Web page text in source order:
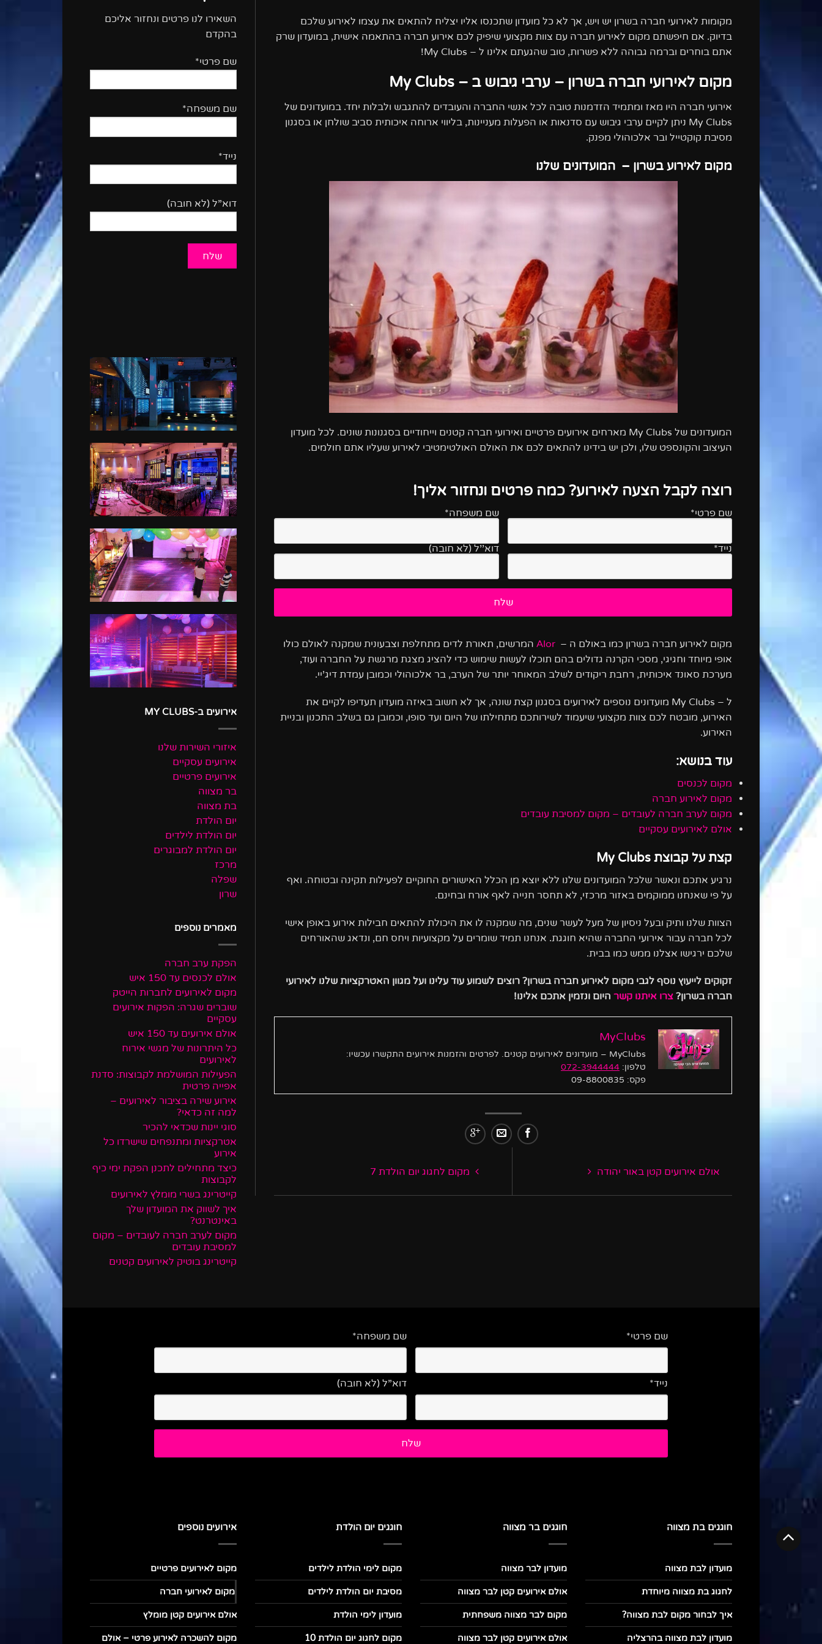
מקומות לאירועי חברה בשרון יש ויש, אך לא כל מועדון שתכנסו אליו יצליח להתאים את עצמו לאירוע שלכם
בדיוק. אם חיפשתם מקום לאירוע חברה עם צוות מקצועי שיפיק לכם אירוע חברה בהתאמה אישית, במועדון שרק
אתם בוחרים וברמה גבוהה ללא פשרות, טוב שהגעתם אלינו ל – My Clubs
!
מקום לאירועי חברה בשרון – ערבי גיבוש ב –
My Clubs
אירועי חברה היו מאז ומתמיד הזדמנות טובה לכל אנשי החברה והעובדים להתגבש ולבלות יחד. במועדונים של
My Clubs ניתן לקיים ערבי גיבוש עם סדנאות או הפעלות מעניינות, בליווי ארוחה איכותית סביב שולחן או בסגנון
מסיבת קוקטייל ובר אלכוהולי מפנק.
מקום לאירוע בשרון – המועדונים שלנו
המועדונים של My Clubs מארחים אירועים פרטיים ואירועי חברה קטנים וייחודיים בסגנונות שונים. לכל מועדון
העיצוב והקונספט שלו, ולכן יש בידינו להתאים לכם את האולם האולטימטיבי לאירוע שעליו אתם חולמים.
רוצה לקבל הצעה לאירוע? כמה פרטים ונחזור אליך!
שם פרטי* שם משפחה*
נייד* דוא''ל (לא חובה)
מקום לאירוע חברה בשרון כמו באולם ה – Alor המרשים, תאורת לדים מתחלפת וצבעונית שמקנה לאולם כולו
אופי מיוחד וחגיגי, מסכי הקרנה גדולים בהם תוכלו לעשות שימוש כדי להציג מצגת מרגשת על החברה ועוד,
מערכת סאונד איכותית, רחבת ריקודים לשלב המאוחר יותר של הערב, בר אלכוהולי וכמובן עמדת דיג’יי.
ל – My Clubs מועדונים נוספים לאירועים בסגנון קצת שונה, אך לא חשוב באיזה מועדון תעדיפו לקיים את
האירוע, מובטח לכם צוות מקצועי שיעמוד לשירותכם מתחילתו של היום ועד סופו, וכמובן גם בשלב התכנון ובניית
האירוע.
עוד בנושא:
מקום לכנסים
מקום לאירוע חברה
מקום לערב חברה לעובדים – מקום למסיבת עובדים
אולם לאירועים עסקיים
קצת על קבוצת My Clubs
נרגיע אתכם ונאשר שלכל המועדונים שלנו ללא יוצא מן הכלל האישורים החוקיים לפעילות תקינה ובטוחה. ואף
על פי שאנחנו ממוקמים באזור מרכזי, לא תחסר חנייה לאף אורח ובחינם.
הצוות שלנו ותיק ובעל ניסיון של מעל לעשר שנים, מה שמקנה לו את היכולת להתאים חבילות אירוע באופן אישי
לכל חברה עבור אירועי החברה שהיא חוגגת. אנחנו תמיד שומרים על מקצועיות ויחס חם, ונדאג שהאורחים
שלכם ירגישו אצלנו ממש כמו בבית.
זקוקים לייעוץ נוסף לגבי מקום לאירוע חברה בשרון? רוצים לשמוע עוד עלינו ועל מגוון האטרקציות שלנו לאירועי
חברה בשרון? צרו איתנו קשר היום ונזמין אתכם אלינו!
MyClubs
MyClubs – מועדונים לאירועים קטנים. לפרטים והזמנות אירועים התקשרו עכשיו:
טלפון: 072-3944444
פקס: 09-8800835
מקום לחגוג יום הולדת 7 אולם אירועים קטן באור יהודה
השאירו לנו פרטים ונחזור אליכם
בהקדם
שם פרטי*
שם משפחה*
נייד*
דוא”ל (לא חובה)
אירועים ב-MY CLUBS
איזורי השירות שלנו
אירועים עסקיים
אירועים פרטיים
בר מצווה
בת מצווה
יום הולדת
יום הולדת לילדים
יום הולדת למבוגרים
מרכז
שפלה
שרון
מאמרים נוספים
הפקת ערב חברה
אולם לכנסים עד 150 איש
מקום לאירועים לחברות הייטק
שוברים שגרה: הפקות אירועים
עסקיים
אולם אירועים עד 150 איש
כל היתרונות של מגשי אירוח
לאירועים
הפעילות המושלמת לקבוצות: סדנת
אפייה פרטית
אירוע שירה בציבור לאירועים –
למה זה כדאי?
סוגי יינות שכדאי להכיר
אטרקציות ומתנפחים שישרדו כל
אירוע
כיצד מתחילים לתכנן הפקת ימי כיף
לקבוצות
קייטרינג בשרי מומלץ לאירועים
איך לשווק את המועדון שלך
באינטרנט?
מקום לערב חברה לעובדים – מקום
למסיבת עובדים
קייטרינג בוטיק לאירועים קטנים
שם פרטי* שם משפחה*
נייד* דוא”ל (לא חובה)
אירועים נוספים
מקום לאירועים פרטיים
מקום לאירועי חברה
אולם אירועים קטן מומלץ
מקום להשכרה לאירוע פרטי – אולם
חוגגים יום הולדת
מקום לימי הולדת לילדים
מסיבת יום הולדת לילדים
מועדון לימי הולדת
מקום לחגוג יום הולדת 10
חוגגים בר מצווה
מועדון לבר מצווה
אולם אירועים קטן לבר מצווה
מקום לבר מצווה משפחתית
אולם אירועים קטן לבר מצווה
חוגגים בת מצווה
מועדון לבת מצווה
לחגוג בת מצווה מיוחדת
איך לבחור מקום לבת מצווה?
מועדון לבת מצווה בהרצליה